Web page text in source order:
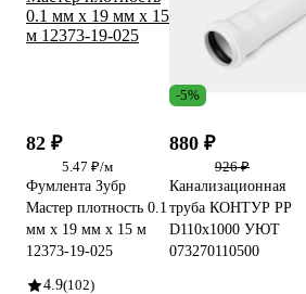
82 ₽
5.47 ₽/м
Фумлента Зубр
Мастер плотность 0.1
мм х 19 мм х 15 м
12373-19-025
4.9(102)
-5%
880 ₽
926 ₽
Канализационная
труба КОНТУР РР
D110x1000 УЮТ
073270110500